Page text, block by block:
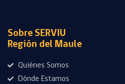
Sobre SERVIU
Región del Maule
Quiénes Somos
Dónde Estamos